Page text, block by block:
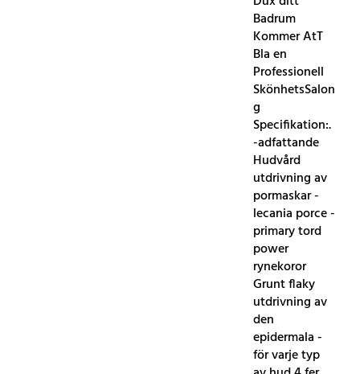
Badrum
Kommer AtT
Bla en
Professionell
SkönhetsSalon
g
Specifikation:.
-adfattande
Hudvård
utdrivning av
pormaskar -
lecania porce -
primary tord
power
rynekoror
Grunt flaky
utdrivning av
den
epidermala -
för varje typ